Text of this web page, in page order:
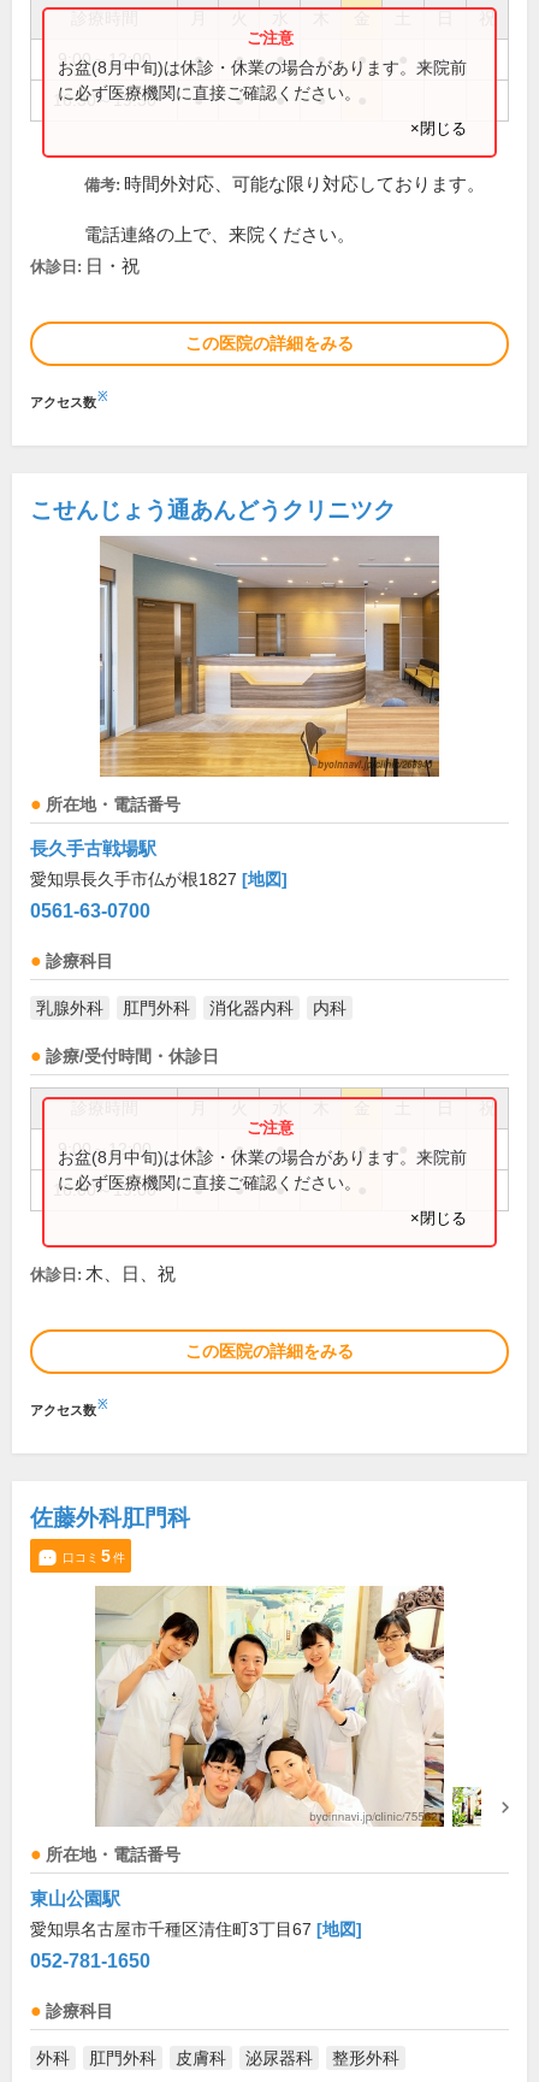
祝
9:00～12:00 ● ● ● ● ●
16:30～19:30 ● ● ● ●
お盆(8月中旬)は休診・休業の場合があります。来院前
に必ず医療機関に直接ご確認ください。
×閉じる
備考: 時間外対応、可能な限り対応しております。
電話連絡の上で、来院ください。
休診日: 日・祝
この医院の詳細をみる
アクセス数※
こせんじょう通あんどうクリニツク
所在地・電話番号
長久手古戦場駅
愛知県長久手市仏が根1827 [地図]
0561-63-0700
診療科目
乳腺外科 肛門外科 消化器内科 内科
診療/受付時間・休診日
祝
9:00～12:00 ● ● ● ●
16:00～19:00 ● ● ●
お盆(8月中旬)は休診・休業の場合があります。来院前
に必ず医療機関に直接ご確認ください。
×閉じる
休診日: 木、日、祝
この医院の詳細をみる
アクセス数※
佐藤外科肛門科
口コミ 5件
所在地・電話番号
東山公園駅
愛知県名古屋市千種区清住町3丁目67 [地図]
052-781-1650
診療科目
外科 肛門外科 皮膚科 泌尿器科 整形外科